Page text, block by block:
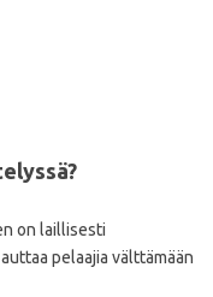
on laillisesti
pelaajia välttämään